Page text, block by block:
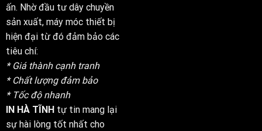
ấn. Nhờ đầu tư dây chuyền
sản xuất, máy móc thiết bị
hiện đại từ đó đảm bảo các
tiêu chí:
* Giá thành cạnh tranh
* Chất lượng đảm bảo
* Tốc độ nhanh
IN HÀ TĨNHtự tin mang lại
sự hài lòng tốt nhất cho